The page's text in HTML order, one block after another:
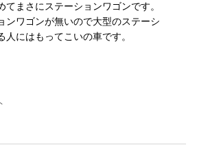
まさにステーションワゴンです。
ンワゴンが無いので大型のステーシ
人にはもってこいの車です。